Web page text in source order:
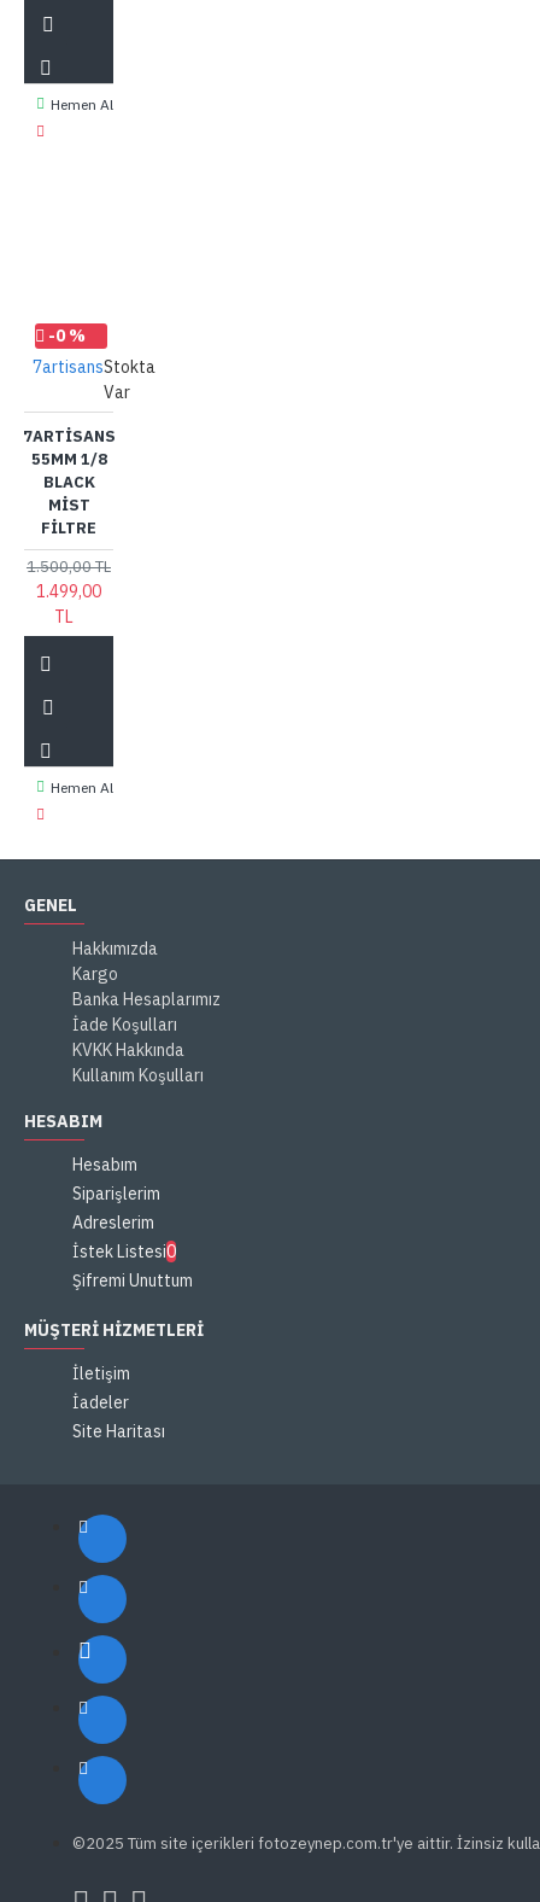
Hemen Al
-0 %
7artisansStokta
Var
7ARTISANS
55MM 1/8
BLACK
MIST
FILTRE
1.500,00 TL
1.499,00
TL
Hemen Al
GENEL
Hakkımızda
Kargo
Banka Hesaplarımız
İade Koşulları
KVKK Hakkında
Kullanım Koşulları
HESABIM
Hesabım
Siparişlerim
Adreslerim
İstek Listesi0
Şifremi Unuttum
MÜŞTERI HIZMETLERI
İletişim
İadeler
Site Haritası
©2025 Tüm site içerikleri fotozeynep.com.tr'ye aittir. İzinsiz